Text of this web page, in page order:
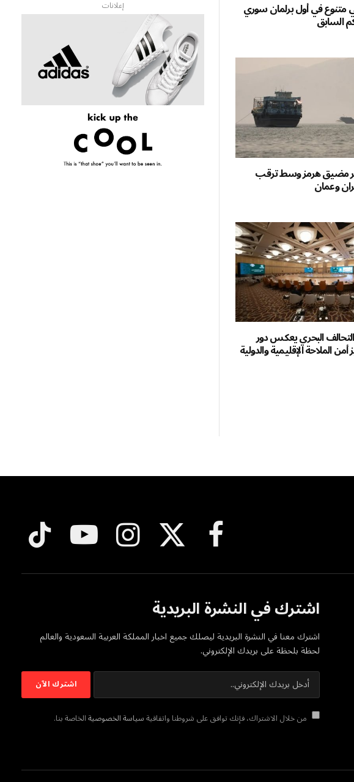
متنوع في أول برلمان سوري
السابق
مضيق هرمز وسط ترقب
وعمان
البحري يعكس دور
الملاحة الإقليمية والدولية
إعلانات
فيسبوك X الانستغرام يوتيوب تيكتوك
اشترك في النشرة البريدية
اشترك معنا في النشرة البريدية ليصلك جميع اخبار المملكة العربية السعودية والعالم
لحظة بلحظة على بريدك الإلكتروني.
من خلال الاشتراك، فإنك توافق على شروطنا واتفاقيةسياسة الخصوصيةالخاصة بنا.